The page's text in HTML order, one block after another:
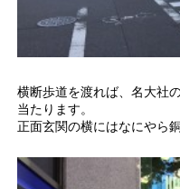
横断歩道を渡れば、名大社
当たります。
正面玄関の横にはなにやら